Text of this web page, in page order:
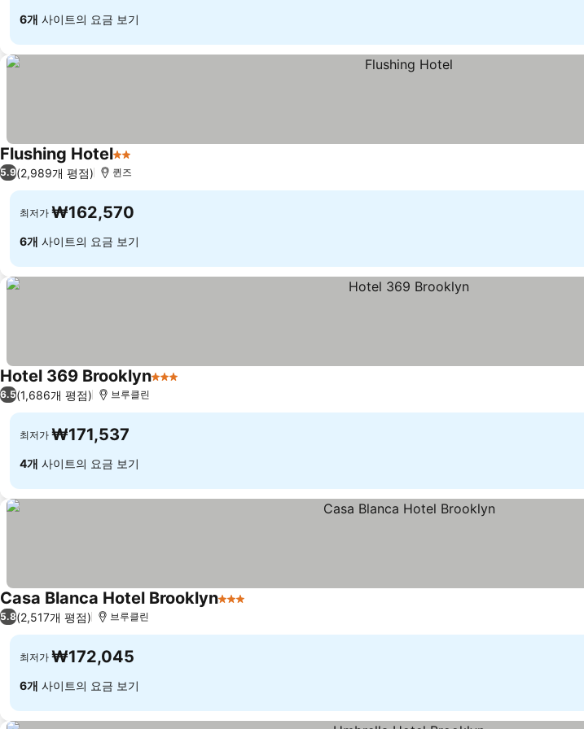
6개 사이트의 요금 보기
Flushing Hotel2 성급
5.9(2,989개 평점) 퀸즈
최저가 ₩162,570
6개 사이트의 요금 보기
Hotel 369 Brooklyn3 성급
6.5(1,686개 평점) 브루클린
최저가 ₩171,537
4개 사이트의 요금 보기
Casa Blanca Hotel Brooklyn3 성급
5.8(2,517개 평점) 브루클린
최저가 ₩172,045
6개 사이트의 요금 보기